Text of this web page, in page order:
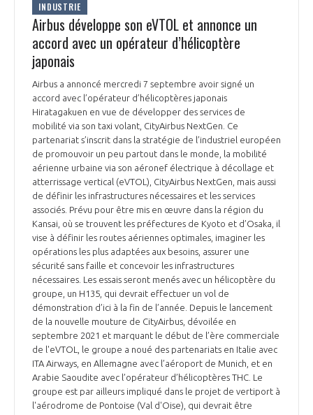
INDUSTRIE
Airbus développe son eVTOL et annonce un
accord avec un opérateur d’hélicoptère
japonais
Airbus a annoncé mercredi 7 septembre avoir signé un
accord avec l’opérateur d’hélicoptères japonais
Hiratagakuen en vue de développer des services de
mobilité via son taxi volant, CityAirbus NextGen. Ce
partenariat s’inscrit dans la stratégie de l’industriel européen
de promouvoir un peu partout dans le monde, la mobilité
aérienne urbaine via son aéronef électrique à décollage et
atterrissage vertical (eVTOL), CityAirbus NextGen, mais aussi
de définir les infrastructures nécessaires et les services
associés. Prévu pour être mis en œuvre dans la région du
Kansai, où se trouvent les préfectures de Kyoto et d’Osaka, il
vise à définir les routes aériennes optimales, imaginer les
opérations les plus adaptées aux besoins, assurer une
sécurité sans faille et concevoir les infrastructures
nécessaires. Les essais seront menés avec un hélicoptère du
groupe, un H135, qui devrait effectuer un vol de
démonstration d’ici à la fin de l’année. Depuis le lancement
de la nouvelle mouture de CityAirbus, dévoilée en
septembre 2021 et marquant le début de l’ère commerciale
de l'eVTOL, le groupe a noué des partenariats en Italie avec
ITA Airways, en Allemagne avec l’aéroport de Munich, et en
Arabie Saoudite avec l’opérateur d’hélicoptères THC. Le
groupe est par ailleurs impliqué dans le projet de vertiport à
l'aérodrome de Pontoise (Val d'Oise), qui devrait être